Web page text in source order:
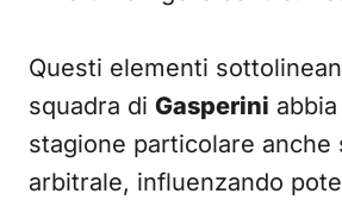
Questi elementi
squadra di Gasperini
stagione particolare
arbitrale, influenzando